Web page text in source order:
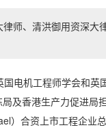
师、清洪御用资深大
电机工程师学会和英
及香港生产力促进局
）合资上市工程企业